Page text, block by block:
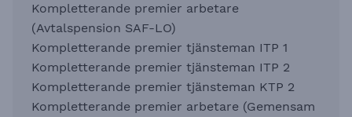
Kompletterande premier arbetare
(Avtalspension SAF-LO)
Kompletterande premier tjänsteman ITP 1
Kompletterande premier tjänsteman ITP 2
Kompletterande premier tjänsteman KTP 2
Kompletterande premier arbetare (Gemensam